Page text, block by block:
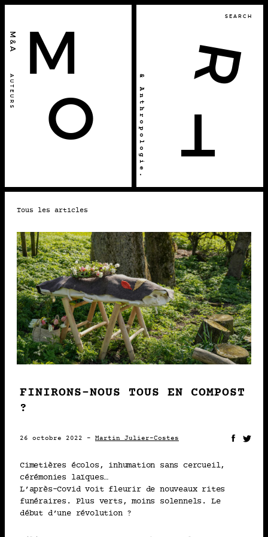
M
O
R
T
& Anthropologie.
M&A
AUTEURS
SEARCH
FINIRONS-NOUS TOUS EN
COMPOST ?
Martin Julier-Costes
2022 • MÉDIAS
23-10
THE MANAGEMENT AND FATE
OF FRAGMENTED HUMAN
DISASTERS. THE CASE OF A
2015
Gaëlle Clavandier
2022 • PUBLICATION
Tous les articles
FINIRONS-NOUS TOUS EN COMPOST
?
26 octobre 2022 - Martin Julier-Costes
Cimetières écolos, inhumation sans cercueil,
cérémonies laïques…
L’après-Covid voit fleurir de nouveaux rites
funéraires. Plus verts, moins solennels. Le
début d’une révolution ?